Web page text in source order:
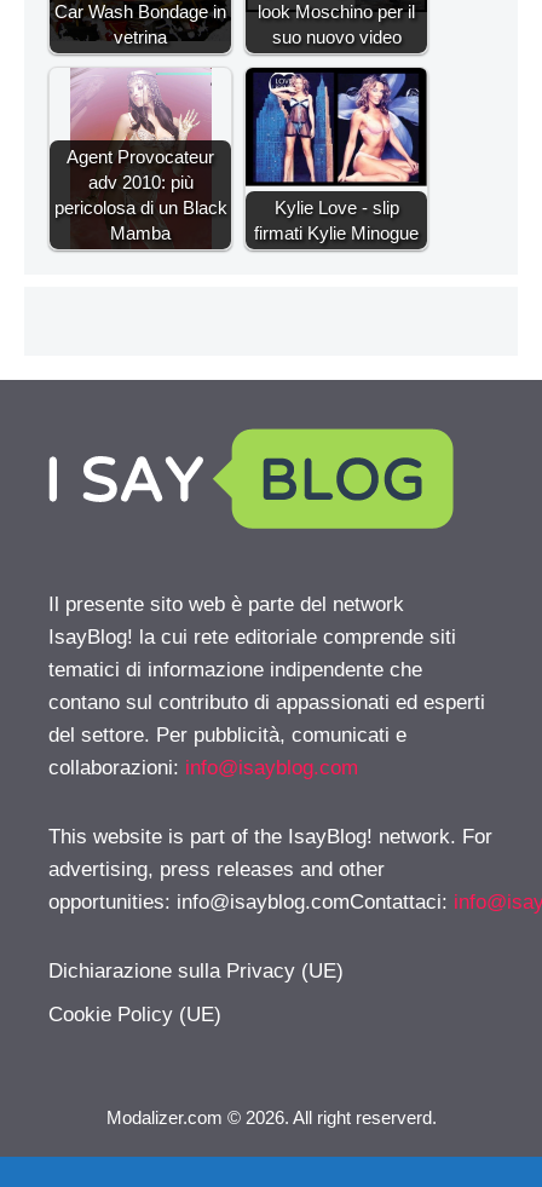
Car Wash Bondage in
vetrina
look Moschino per il
suo nuovo video
Agent Provocateur
adv 2010: più
pericolosa di un Black
Mamba
Kylie Love - slip
firmati Kylie Minogue
Il presente sito web è parte del network
IsayBlog! la cui rete editoriale comprende siti
tematici di informazione indipendente che
contano sul contributo di appassionati ed esperti
del settore. Per pubblicità, comunicati e
collaborazioni: info@isayblog.com
This website is part of the IsayBlog! network. For
advertising, press releases and other
opportunities: info@isayblog.comContattaci:
Dichiarazione sulla Privacy (UE)
Cookie Policy (UE)
Modalizer.com © 2026. All right reserverd.